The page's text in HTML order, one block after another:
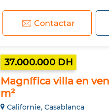
Contactar
37.000.000 DH
Magnífica villa en
m²
Californie, Casablanca